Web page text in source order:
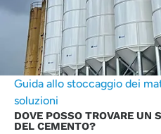
Guida allo stoccaggio dei
soluzioni
DOVE POSSO TROVARE UN
DEL CEMENTO?